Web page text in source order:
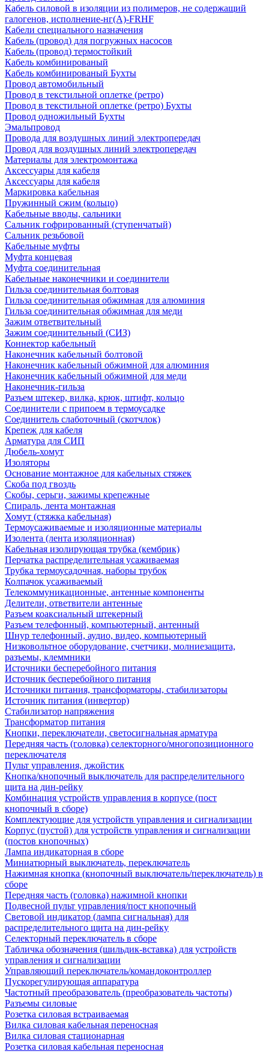
Кабель силовой в изоляции из полимеров, не содержащий
галогенов, исполнение-нг(А)-FRHF
Кабели специального назначения
Кабель (провод) для погружных насосов
Кабель (провод) термостойкий
Кабель комбинированый
Кабель комбинированый Бухты
Провод автомобильный
Провод в текстильной оплетке (ретро)
Провод в текстильной оплетке (ретро) Бухты
Провод одножильный Бухты
Эмальпровод
Провода для воздушных линий электропередач
Провод для воздушных линий электропередач
Материалы для электромонтажа
Аксессуары для кабеля
Аксессуары для кабеля
Маркировка кабельная
Пружинный сжим (кольцо)
Кабельные вводы, сальники
Сальник гофрированный (ступенчатый)
Сальник резьбовой
Кабельные муфты
Муфта концевая
Муфта соединительная
Кабельные наконечники и соединители
Гильза соединительная болтовая
Гильза соединительная обжимная для алюминия
Гильза соединительная обжимная для меди
Зажим ответвительный
Зажим соединительный (СИЗ)
Коннектор кабельный
Наконечник кабельный болтовой
Наконечник кабельный обжимной для алюминия
Наконечник кабельный обжимной для меди
Наконечник-гильза
Разъем штекер, вилка, крюк, штифт, кольцо
Соединители с припоем в термоусадке
Соединитель слаботочный (скотчлок)
Крепеж для кабеля
Арматура для СИП
Дюбель-хомут
Изоляторы
Основание монтажное для кабельных стяжек
Скоба под гвоздь
Скобы, серьги, зажимы крепежные
Спираль, лента монтажная
Хомут (стяжка кабельная)
Термоусаживаемые и изоляционные материалы
Изолента (лента изоляционная)
Кабельная изолирующая трубка (кембрик)
Перчатка распределительная усаживаемая
Трубка термоусадочная, наборы трубок
Колпачок усаживаемый
Телекоммуникационные, антенные компоненты
Делители, ответвители антенные
Разъем коаксиальный штекерный
Разъем телефонный, компьютерный, антенный
Шнур телефонный, аудио, видео, компьютерный
Низковольтное оборудование, счетчики, молниезащита,
разъемы, клеммники
Источники бесперебойного питания
Источник бесперебойного питания
Источники питания, трансформаторы, стабилизаторы
Источник питания (инвертор)
Стабилизатор напряжения
Трансформатор питания
Кнопки, переключатели, светосигнальная арматура
Передняя часть (головка) селекторного/многопозиционного
переключателя
Пульт управления, джойстик
Кнопка/кнопочный выключатель для распределительного
щита на дин-рейку
Комбинация устройств управления в корпусе (пост
кнопочный в сборе)
Комплектующие для устройств управления и сигнализации
Корпус (пустой) для устройств управления и сигнализации
(постов кнопочных)
Лампа индикаторная в сборе
Миниатюрный выключатель, переключатель
Нажимная кнопка (кнопочный выключатель/переключатель) в
сборе
Передняя часть (головка) нажимной кнопки
Подвесной пульт управления/пост кнопочный
Световой индикатор (лампа сигнальная) для
распределительного щита на дин-рейку
Селекторный переключатель в сборе
Табличка обозначения (шильдик-вставка) для устройств
управления и сигнализации
Управляющий переключатель/командоконтроллер
Пускорегулирующая аппаратура
Частотный преобразователь (преобразователь частоты)
Разъемы силовые
Розетка силовая встраиваемая
Вилка силовая кабельная переносная
Вилка силовая стационарная
Розетка силовая кабельная переносная